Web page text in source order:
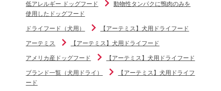
低アレルギー ドッグフード
動物性タンパクに鴨肉のみを
使用したドッグフード
ドライフード（犬用）
【アーテミス】犬用ドライフード
アーテミス
【アーテミス】犬用ドライフード
アメリカ産ドッグフード
【アーテミス】犬用ドライフード
ブランド一覧（犬用ドライ）
【アーテミス】犬用ドライフ
ード